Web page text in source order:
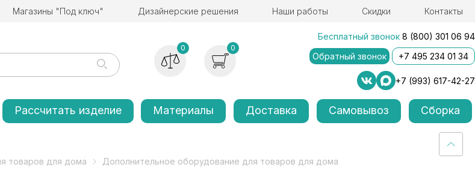
Магазины "Под ключ" Дизайнерские решения Наши работы Скидки Контакты
0 0
Бесплатный звонок 8 (800) 301 06 94
Обратный звонок
+7 495 234 01 34
+7 (993) 617-42-27
Рассчитать изделие Материалы Доставка Самовывоз Сборка
товаров для дома Дополнительное оборудование для товаров для дома